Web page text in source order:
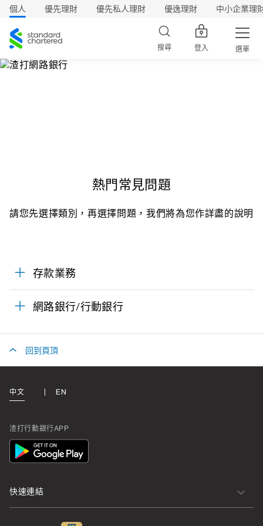
個人 優先理財 優先私人理財 優逸理財 中小企業理
渣
打
搜尋 登入 選單
熱門常見問題
請您先選擇類別，再選擇問題，我們將為您作詳盡的說明
存款業務
網路銀行/行動銀行
回到頁頂
中文 EN
渣打行動銀行APP
App
Icon
快速連結